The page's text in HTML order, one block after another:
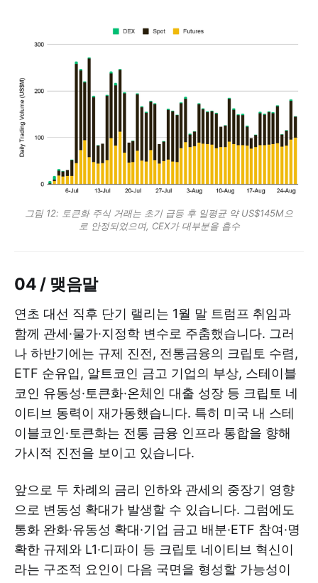
그림 12: 토큰화 주식 거래는 초기 급등 후 일평균 약 US$145M으
로 안정되었으며, CEX가 대부분을 흡수
04 / 맺음말
연초 대선 직후 단기 랠리는 1월 말 트럼프 취임과
함께 관세·물가·지정학 변수로 주춤했습니다. 그러
나 하반기에는 규제 진전, 전통금융의 크립토 수렴,
ETF 순유입, 알트코인 금고 기업의 부상, 스테이블
코인 유동성·토큰화·온체인 대출 성장 등 크립토 네
이티브 동력이 재가동했습니다. 특히 미국 내 스테
이블코인·토큰화는 전통 금융 인프라 통합을 향해
가시적 진전을 보이고 있습니다.
앞으로 두 차례의 금리 인하와 관세의 중장기 영향
으로 변동성 확대가 발생할 수 있습니다. 그럼에도
통화 완화·유동성 확대·기업 금고 배분·ETF 참여·명
확한 규제와 L1·디파이 등 크립토 네이티브 혁신이
라는 구조적 요인이 다음 국면을 형성할 가능성이